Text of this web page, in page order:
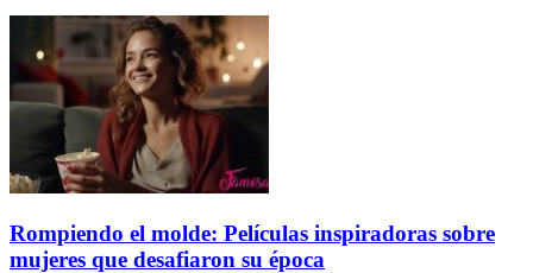
Rompiendo el molde: Películas inspiradoras sobre
mujeres que desafiaron su época